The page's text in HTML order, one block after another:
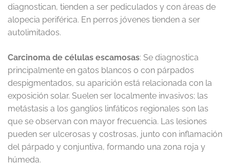
diagnostican, tienden a ser pediculados y con áreas de
alopecia periférica. En perros jóvenes tienden a ser
autolimitados.
Carcinoma de células escamosas: Se diagnostica
principalmente en gatos blancos o con párpados
despigmentados, su aparición está relacionada con la
exposición solar. Suelen ser localmente invasivos; las
metástasis a los ganglios linfáticos regionales son las
que se observan con mayor frecuencia. Las lesiones
pueden ser ulcerosas y costrosas, junto con inflamación
del párpado y conjuntiva, formando una zona roja y
húmeda.